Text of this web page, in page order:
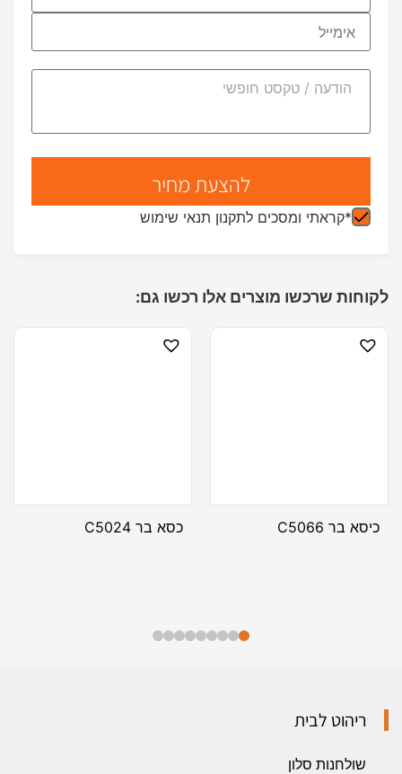
*קראתי ומסכים לתקנון תנאי שימוש
לקוחות שרכשו מוצרים אלו רכשו גם:
כיסא בר C5066 כסא בר C5024
ריהוט לבית
שולחנות סלון